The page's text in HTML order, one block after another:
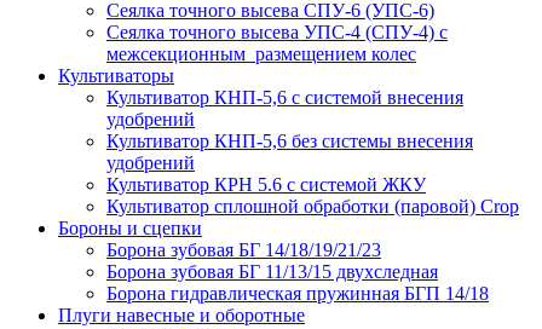
Сеялка точного высева СПУ-6 (УПС-6)
Сеялка точного высева УПС-4 (СПУ-4) с
межсекционным размещением колес
Культиваторы
Культиватор КНП-5,6 с системой внесения
удобрений
Культиватор КНП-5,6 без системы внесения
удобрений
Культиватор КРН 5.6 с системой ЖКУ
Культиватор сплошной обработки (паровой) Crop
Бороны и сцепки
Борона зубовая БГ 14/18/19/21/23
Борона зубовая БГ 11/13/15 двухследная
Борона гидравлическая пружинная БГП 14/18
Плуги навесные и оборотные